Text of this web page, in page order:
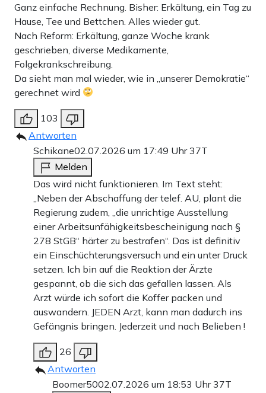
Ganz einfache Rechnung. Bisher: Erkältung, ein Tag zu
Hause, Tee und Bettchen. Alles wieder gut.
Nach Reform: Erkältung, ganze Woche krank
geschrieben, diverse Medikamente,
Folgekrankschreibung.
Da sieht man mal wieder, wie in „unserer Demokratie“
gerechnet wird
103
Antworten
Schikane02.07.2026 um 17:49 Uhr37T
Melden
Das wird nicht funktionieren. Im Text steht:
„Neben der Abschaffung der telef. AU, plant die
Regierung zudem, „die unrichtige Ausstellung
einer Arbeitsunfähigkeitsbescheinigung nach §
278 StGB“ härter zu bestrafen“. Das ist definitiv
ein Einschüchterungsversuch und ein unter Druck
setzen. Ich bin auf die Reaktion der Ärzte
gespannt, ob die sich das gefallen lassen. Als
Arzt würde ich sofort die Koffer packen und
auswandern. JEDEN Arzt, kann man dadurch ins
Gefängnis bringen. Jederzeit und nach Belieben !
26
Antworten
Boomer5002.07.2026 um 18:53 Uhr37T